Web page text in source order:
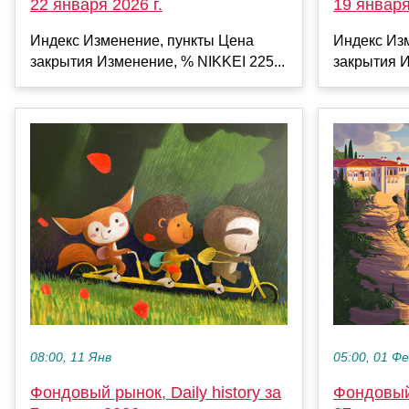
22 января 2026 г.
Индекс Изменение, пункты Цена
закрытия Изменение, % NIKKEI 225...
08:00, 11 Янв
Фондовый рынок, Daily history за
19
Индекс
закрытия
05:00, 01